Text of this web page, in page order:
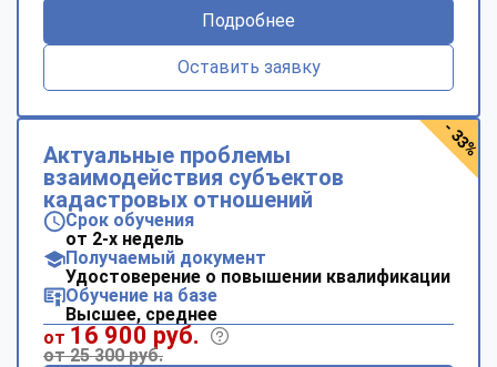
Подробнее
Оставить заявку
Актуальные проблемы
взаимодействия субъектов
кадастровых отношений
Срок обучения
от 2-х недель
Получаемый документ
Удостоверение о повышении квалификации
Обучение на базе
Высшее, среднее
от 16 900 руб.
от 25 300 руб.
- 33%